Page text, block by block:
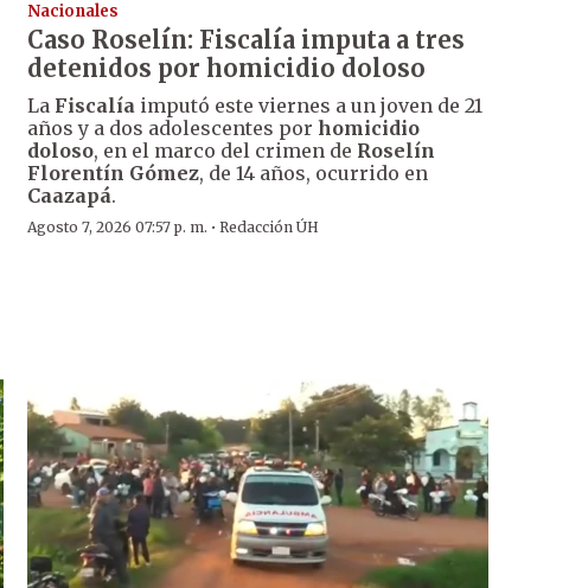
Nacionales
Caso Roselín: Fiscalía imputa a tres
detenidos por homicidio doloso
La Fiscalíaimputó este viernes a un joven de 21
años y a dos adolescentes por homicidio
doloso, en el marco del crimen de Roselín
Florentín Gómez, de 14 años, ocurrido en
Caazapá.
Agosto 7, 2026 07:57 p. m. · Redacción ÚH